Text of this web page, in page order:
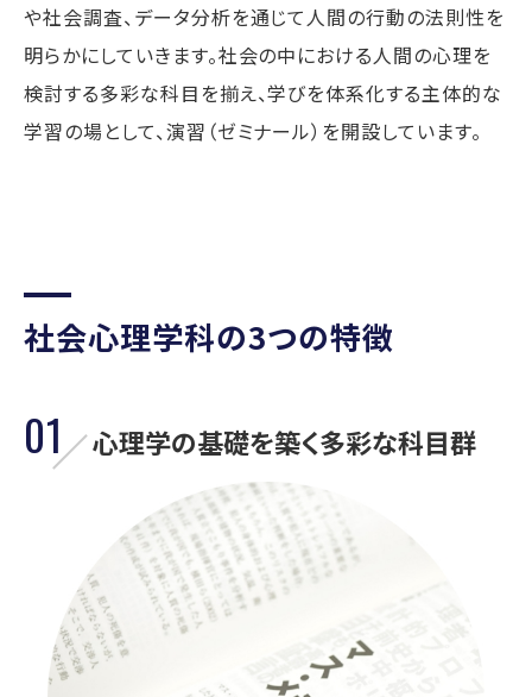
や社会調査、データ分析を通じて人間の行動の法則性を
明らかにしていきます。社会の中における人間の心理を
検討する多彩な科目を揃え、学びを体系化する主体的な
学習の場として、演習（ゼミナール）を開設しています。
社会心理学科の3つの特徴
01 心理学の基礎を築く多彩な科目群